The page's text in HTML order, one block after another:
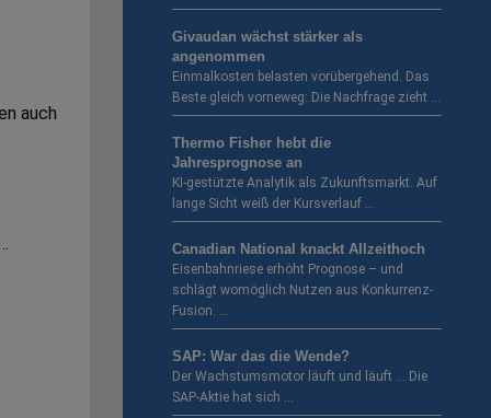
auch
Givaudan wächst stärker als
angenommen
Einmalkosten belasten vorübergehend. Das
Beste gleich vorneweg: Die Nachfrage zieht …
Thermo Fisher hebt die
Jahresprognose an
KI-gestützte Analytik als Zukunftsmarkt. Auf
lange Sicht weiß der Kursverlauf …
Canadian National knackt Allzeithoch
Eisenbahnriese erhöht Prognose – und
schlägt womöglich Nutzen aus Konkurrenz-
Fusion. …
SAP: War das die Wende?
Der Wachstumsmotor läuft und läuft … Die
SAP-Aktie hat sich …